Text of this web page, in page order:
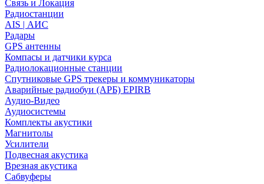
Связь и Локация
Радиостанции
AIS | АИС
Радары
GPS антенны
Компасы и датчики курса
Радиолокационные станции
Спутниковые GPS трекеры и коммуникаторы
Аварийные радиобуи (АРБ) EPIRB
Аудио-Видео
Аудиосистемы
Комплекты акустики
Магнитолы
Усилители
Подвесная акустика
Врезная акустика
Сабвуферы